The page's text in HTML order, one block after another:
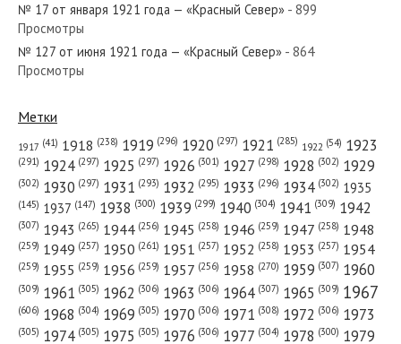
№ 211 от сентября 1984 года —
№ 17 от января 1921 года — «Красный Север» - 899
Просмотры
№ 127 от июня 1921 года — «Красный Север» - 864
Просмотры
Метки
1917 (41) 1918 (238) 1919 (296) 1920 (297) 1921 (285) 1922 (54) 1923
(291) 1924 (297) 1925 (297) 1926 (301) 1927 (298) 1928 (302) 1929
(302) 1930 (297) 1931 (293) 1932 (295) 1933 (296) 1934 (302) 1935
(145) 1937 (147) 1938 (300) 1939 (299) 1940 (304) 1941 (309) 1942
(307) 1943 (265) 1944 (256) 1945 (258) 1946 (259) 1947 (258) 1948
(259) 1949 (257) 1950 (261) 1951 (257) 1952 (258) 1953 (257) 1954
(259) 1955 (259) 1956 (259) 1957 (256) 1958 (270) 1959 (307) 1960
(309) 1961 (305) 1962 (306) 1963 (306) 1964 (307) 1965 (309) 1967
(606) 1968 (304) 1969 (305) 1970 (306) 1971 (308) 1972 (306) 1973
(305) 1974 (305) 1975 (305) 1976 (306) 1977 (304) 1978 (300) 1979